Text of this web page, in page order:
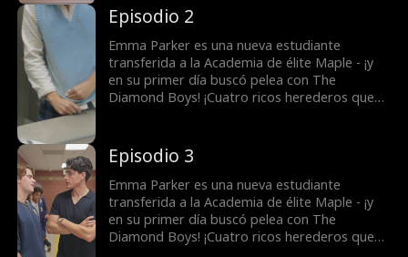
Pero quizá hay más de lo que se ve a simple
vista. Rowan Calloway actúa como un tirano,
¿pero en realidad es un bully despiadado? Y
August Langford continúa ayudándola. ¿Ya se
conocían? A quién elegirá Emma, ¿a su peor
enemigo o a su amigo de la infancia?
Episodio 2
Emma Parker es una nueva estudiante
transferida a la Academia de élite Maple - ¡y
en su primer día buscó pelea con The
Diamond Boys! ¡Cuatro ricos herederos que
Pero quizá hay más de lo que se ve a simple
vista. Rowan Calloway actúa como un tirano,
¿pero en realidad es un bully despiadado? Y
August Langford continúa ayudándola. ¿Ya se
conocían? A quién elegirá Emma, ¿a su peor
enemigo o a su amigo de la infancia?
Episodio 3
Emma Parker es una nueva estudiante
transferida a la Academia de élite Maple - ¡y
en su primer día buscó pelea con The
Diamond Boys! ¡Cuatro ricos herederos que